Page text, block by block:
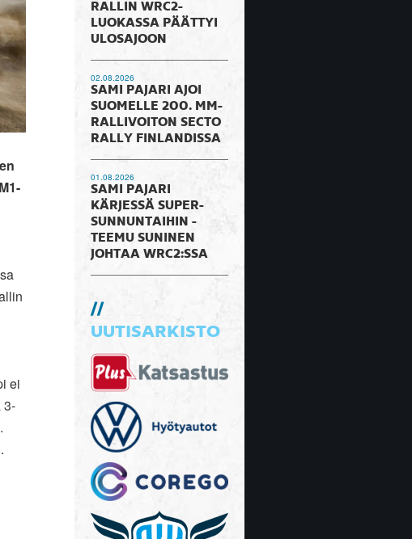
ei
3-
RALLIN WRC2-
LUOKASSA PÄÄTTYI
ULOSAJOON
02.08.2026
SAMI PAJARI AJOI
SUOMELLE 200. MM-
RALLIVOITON SECTO
RALLY FINLANDISSA
01.08.2026
SAMI PAJARI
KÄRJESSÄ SUPER-
SUNNUNTAIHIN -
TEEMU SUNINEN
JOHTAA WRC2:SSA
UUTISARKISTO